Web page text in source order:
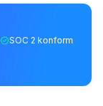
SOC 2 konform